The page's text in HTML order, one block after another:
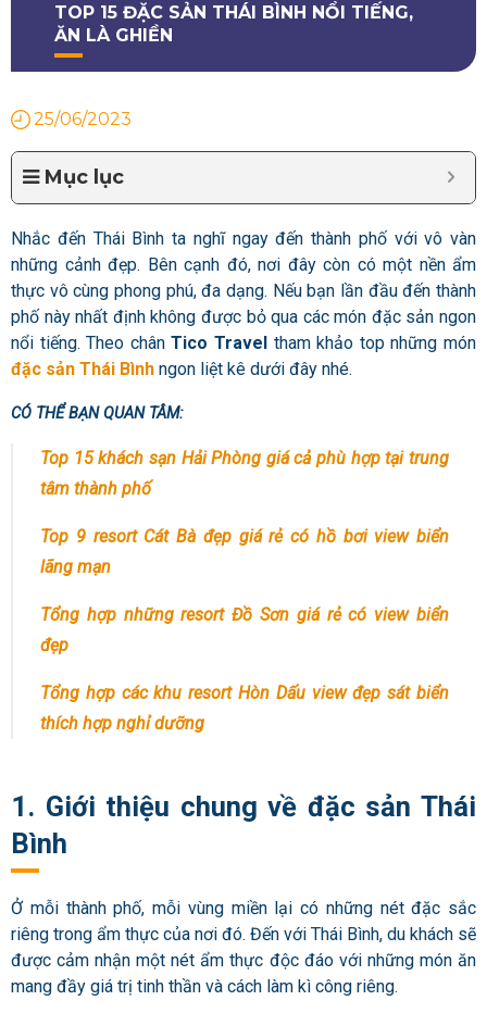
TOP 15 ĐẶC SẢN THÁI BÌNH NỔI TIẾNG,
ĂN LÀ GHIỀN
25/06/2023
Mục lục
Nhắc đến Thái Bình ta nghĩ ngay đến thành phố với vô vàn
những cảnh đẹp. Bên cạnh đó, nơi đây còn có một nền ẩm
thực vô cùng phong phú, đa dạng. Nếu bạn lần đầu đến thành
phố này nhất định không được bỏ qua các món đặc sản ngon
nổi tiếng. Theo chânTico Travel tham khảo top những món
đặc sản Thái Bình ngon liệt kê dưới đây nhé.
CÓ THỂ BẠN QUAN TÂM:
Top 15 khách sạn Hải Phòng giá cả phù hợp tại trung
tâm thành phố
Top 9 resort Cát Bà đẹp giá rẻ có hồ bơi view biển
lãng mạn
Tổng hợp những resort Đồ Sơn giá rẻ có view biển
đẹp
Tổng hợp các khu resort Hòn Dấu view đẹp sát biển
thích hợp nghỉ dưỡng
1. Giới thiệu chung về đặc sản Thái
Bình
Ở mỗi thành phố, mỗi vùng miền lại có những nét đặc sắc
riêng trong ẩm thực của nơi đó. Đến với Thái Bình, du khách sẽ
được cảm nhận một nét ẩm thực độc đáo với những món ăn
mang đầy giá trị tinh thần và cách làm kì công riêng.